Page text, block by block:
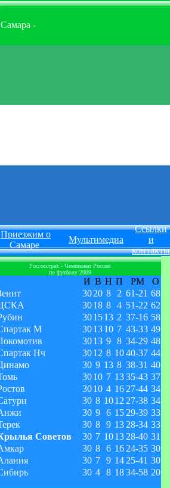
-
Приезжим о
Самаре
Мультимедиа
Ссылки
и
контакты
Росгосстрах - Чемпионат России
по футболу 2009
И В Н П РМ
О
3020 8 2 61-21 68
3018 8 4 51-22 62
301513 2 37-16 58
М 301310 7 43-33 49
3013 9 8 34-29 48
Нч 3012 8 1040-37 44
30 9 13 8 38-31 40
3010 7 1335-43 37
3010 4 16 27-44 34
30 8 1012 27-38 34
30 9 6 15 29-39 33
30 8 9 13 28-34 33
Советов 30 7 1013 28-40 31
30 8 6 16 24-35 30
30 7 9 14 25-41 30
30 4 8 1834-58 20